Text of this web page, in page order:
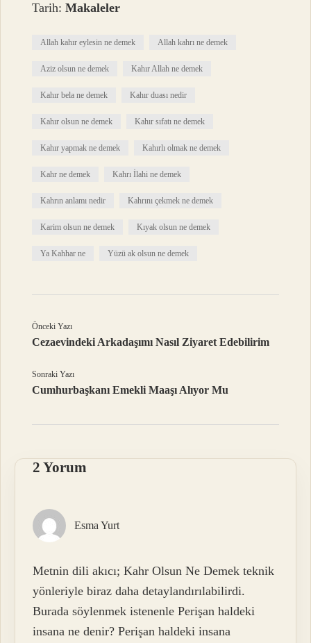
Tarih:Makaleler
Allah kahır eylesin ne demek Allah kahrı ne demek
Aziz olsun ne demek Kahır Allah ne demek
Kahır bela ne demek Kahır duası nedir
Kahır olsun ne demek Kahır sıfatı ne demek
Kahır yapmak ne demek Kahırlı olmak ne demek
Kahr ne demek Kahrı İlahi ne demek
Kahrın anlamı nedir Kahrını çekmek ne demek
Karim olsun ne demek Kıyak olsun ne demek
Ya Kahhar ne Yüzü ak olsun ne demek
Önceki Yazı
Cezaevindeki Arkadaşımı Nasıl Ziyaret Edebilirim
Sonraki Yazı
Cumhurbaşkanı Emekli Maaşı Alıyor Mu
2 Yorum
Esma Yurt
Metnin dili akıcı; Kahr Olsun Ne Demek teknik
yönleriyle biraz daha detaylandırılabilirdi.
Burada söylenmek istenenle Perişan haldeki
insana ne denir? Perişan haldeki insana